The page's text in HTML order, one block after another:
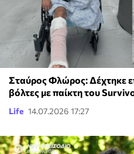
Σταύρος Φλώρος: Δέχτηκε
βόλτες με παίκτη του
Life 14.07.2026 17:27